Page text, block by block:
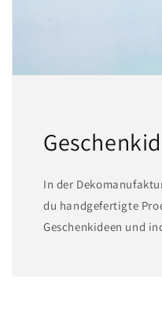
In der
du handgefertigte
Geschenkideen und